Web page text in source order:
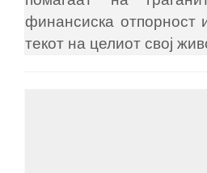
финансиска отпорност
текот на целиот свој